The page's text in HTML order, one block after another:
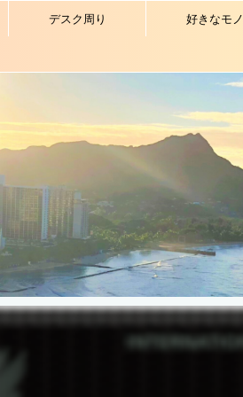
デスク周り 好きなモノ